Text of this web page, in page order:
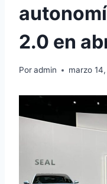
2.0 en
Poradmin marzo